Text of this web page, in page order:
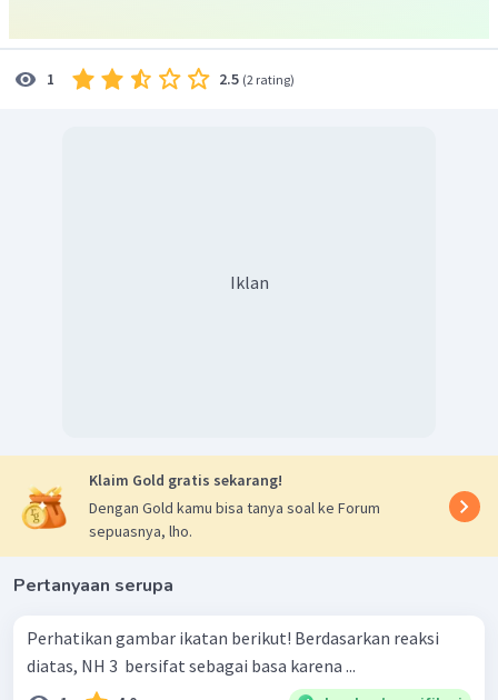
1 2.5 (2 rating)
Iklan
Klaim Gold gratis sekarang!
Dengan Gold kamu bisa tanya soal ke Forum
sepuasnya, lho.
Pertanyaan serupa
Perhatikan gambar ikatan berikut! Berdasarkan reaksi
diatas, NH 3 ​ bersifat sebagai basa karena ...